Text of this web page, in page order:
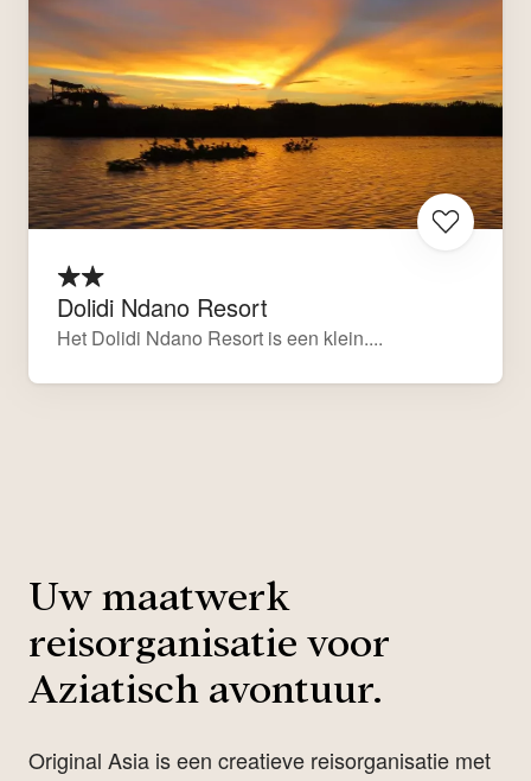
Dolidi Ndano Resort
Het Dolidi Ndano Resort is een klein....
Uw maatwerk
reisorganisatie voor
Aziatisch avontuur.
Original Asia is een creatieve reisorganisatie met